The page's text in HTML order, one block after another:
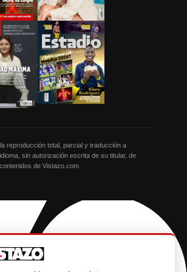
la reproducción total, parcial y traducción a
sin autorización escrita de su titular, de
de Vistazo.com.